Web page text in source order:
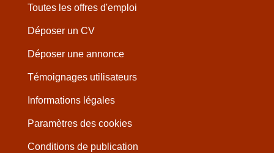
Toutes les offres d'emploi
Déposer un CV
Déposer une annonce
Témoignages utilisateurs
Informations légales
Paramètres des cookies
Conditions de publication